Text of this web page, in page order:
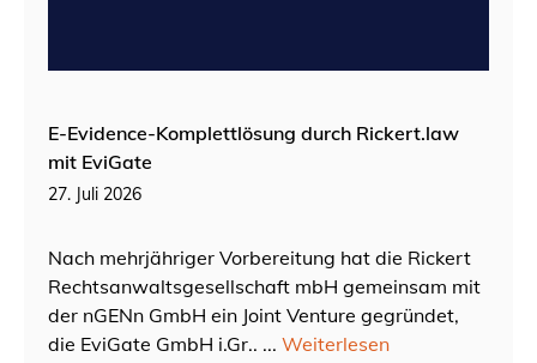
E-Evidence-Komplettlösung durch Rickert.law
mit EviGate
27. Juli 2026
Nach mehrjähriger Vorbereitung hat die Rickert
Rechtsanwaltsgesellschaft mbH gemeinsam mit
der nGENn GmbH ein Joint Venture gegründet,
die EviGate GmbH i.Gr.. ... Weiterlesen